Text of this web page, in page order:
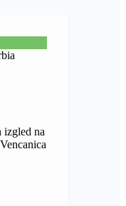
izgled na